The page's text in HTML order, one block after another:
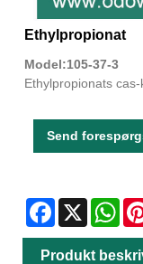
Ethylpropionat
Model:105-37-3
Ethylpropionats
Send
Facebook
X
Produkt